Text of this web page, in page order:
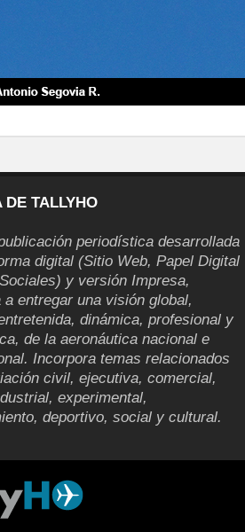
DE TALLYHO
periodística desarrollada
digital (Sitio Web, Papel Digital
y versión Impresa,
a entregar una visión global,
dinámica, profesional y
de la aeronáutica nacional e
Incorpora temas relacionados
civil, ejecutiva, comercial,
experimental,
deportivo, social y cultural.